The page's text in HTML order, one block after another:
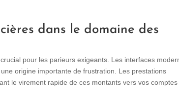
dans le domaine des
pour les parieurs exigeants. Les interfaces
origine importante de frustration. Les prestations
le virement rapide de ces montants vers vos comptes